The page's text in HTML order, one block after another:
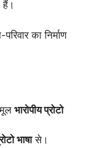
हैं।
का निर्माण
भारोपीय प्रोटो
भाषासे।